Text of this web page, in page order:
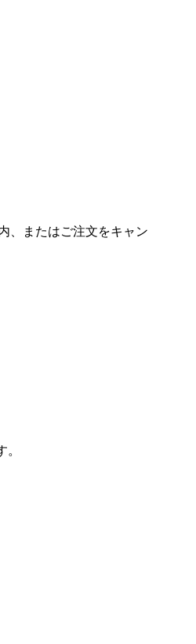
、またはご注文をキャン